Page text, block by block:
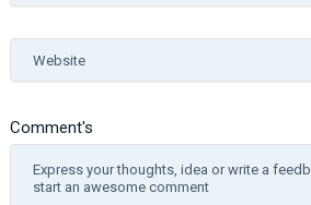
Comment's
Website